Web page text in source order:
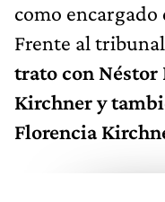
como encargado
Frente al
trato con
Kirchner y
Florencia